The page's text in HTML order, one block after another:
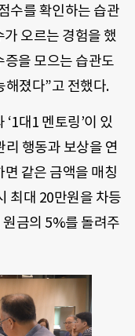
수를 확인하는 습관
오르는 경험을 했
을 모으는 습관도
해졌다”고 전했다.
대1 멘토링’이 있
행동과 보상을 연
같은 금액을 매칭
최대 20만원을 차등
금의 5%를 돌려주